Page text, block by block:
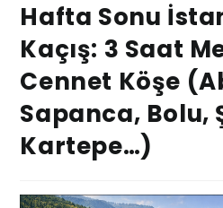
Hafta Sonu
Kaçış: 3 Saat
Cennet Köşe
Sapanca, Bolu,
Kartepe…)